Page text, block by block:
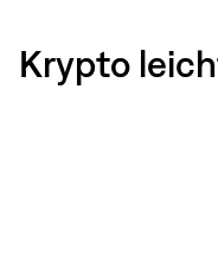
Krypto